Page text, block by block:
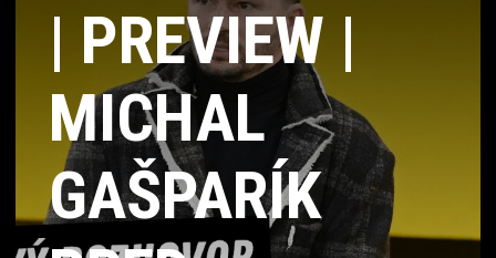
| PREVIEW |
MICHAL
GAŠPARÍK